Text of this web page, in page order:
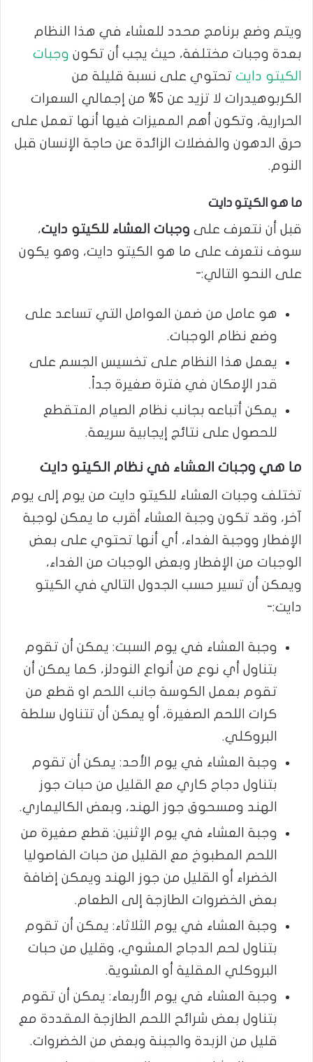
ويتم وضع برنامج محدد للعشاء في هذا النظام
بعدة وجبات مختلفة، حيث يجب أن تكون وجبات
الكيتو دايت تحتوي على نسبة قليلة من
الكربوهيدرات لا تزيد عن 5% من إجمالي السعرات
الحرارية، وتكون أهم المميزات فيها أنها تعمل على
حرق الدهون والفضلات الزائدة عن حاجة الإنسان قبل
النوم.
ما هو الكيتو دايت
قبل أن نتعرف على وجبات العشاء للكيتو دايت،
سوف نتعرف على ما هو الكيتو دايت، وهو يكون
على النحو التالي:-
هو عامل من ضمن العوامل التي تساعد على
وضع نظام الوجبات.
يعمل هذا النظام على تخسيس الجسم على
قدر الإمكان في فترة صغيرة جداً.
يمكن أتباعه بجانب نظام الصيام المتقطع
للحصول على نتائج إيجابية سريعة.
ما هي وجبات العشاء في نظام الكيتو دايت
تختلف وجبات العشاء للكيتو دايت من يوم إلى يوم
آخر، وقد تكون وجبة العشاء أقرب ما يمكن لوجبة
الإفطار ووجبة الغداء، أي أنها تحتوي على بعض
الوجبات من الإفطار وبعض الوجبات من الغداء،
ويمكن أن تسير حسب الجدول التالي في الكيتو
دايت:-
وجبة العشاء في يوم السبت: يمكن أن تقوم
بتناول أي نوع من أنواع النودلز، كما يمكن أن
تقوم بعمل الكوسة جانب اللحم او قطع من
كرات اللحم الصغيرة، أو يمكن أن تتناول سلطة
البروكلي.
وجبة العشاء في يوم الأحد: يمكن أن تقوم
بتناول دجاج كاري مع القليل من حبات جوز
الهند ومسحوق جوز الهند، وبعض الكاليماري.
وجبة العشاء في يوم الإثنين: قطع صغيرة من
اللحم المطبوخ مع القليل من حبات الفاصوليا
الخضراء أو القليل من جوز الهند ويمكن إضافة
بعض الخضروات الطازجة إلى الطعام.
وجبة العشاء في يوم الثلاثاء: يمكن أن تقوم
بتناول لحم الدجاج المشوي، وقليل من حبات
البروكلي المقلية أو المشوية.
وجبة العشاء في يوم الأربعاء: يمكن أن تقوم
بتناول بعض شرائح اللحم الطازجة المقددة مع
قليل من الزبدة والجبنة وبعض من الخضروات.